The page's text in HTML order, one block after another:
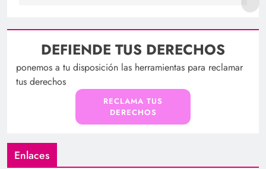
DEFIENDE TUS DERECHOS
ponemos a tu disposición las herramientas para reclamar
tus derechos
RECLAMA TUS
DERECHOS
Enlaces